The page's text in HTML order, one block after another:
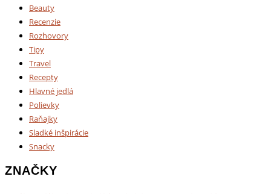
Beauty
Recenzie
Rozhovory
Tipy
Travel
Recepty
Hlavné jedlá
Polievky
Raňajky
Sladké inšpirácie
Snacky
ZNAČKY